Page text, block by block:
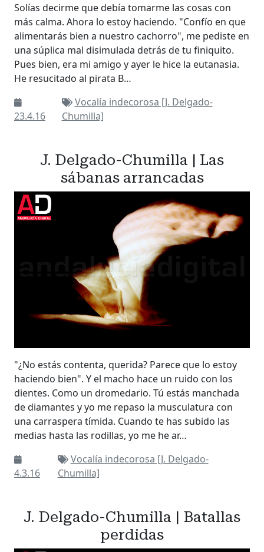
Solías decirme que debía tomarme las cosas con
más calma. Ahora lo estoy haciendo. "Confío en que
alimentarás bien a nuestro cachorro", me pediste en
una súplica mal disimulada detrás de tu finiquito.
Pues bien, era mi amigo y ayer le hice la eutanasia.
He resucitado al pirata B…
23.4.16
Vocalía indecorosa [J. Delgado-
Chumilla]
J. Delgado-Chumilla | Las
sábanas arrancadas
"¿No estás contenta, querida? Parece que lo estoy
haciendo bien". Y el macho hace un ruido con los
dientes. Como un dromedario. Tú estás manchada
de diamantes y yo me repaso la musculatura con
una carraspera tímida. Cuando te has subido las
medias hasta las rodillas, yo me he ar…
4.3.16
Vocalía indecorosa [J. Delgado-
Chumilla]
J. Delgado-Chumilla | Batallas
perdidas